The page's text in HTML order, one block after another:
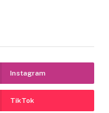
Instagram
TikTok